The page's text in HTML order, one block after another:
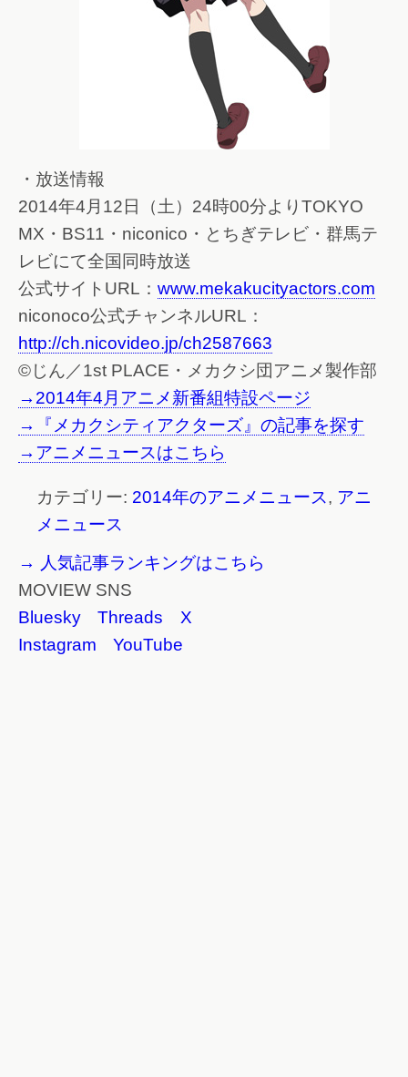
・放送情報
2014年4月12日（土）24時00分よりTOKYO
MX・BS11・niconico・とちぎテレビ・群馬テ
レビにて全国同時放送
公式サイトURL： www.mekakucityactors.com
niconoco公式チャンネルURL：
http://ch.nicovideo.jp/ch2587663
©じん／1st PLACE・メカクシ団アニメ製作部
→2014年4月アニメ新番組特設ページ
→『メカクシティアクターズ』の記事を探す
→アニメニュースはこちら
カテゴリー: 2014年のアニメニュース, アニ
メニュース
→ 人気記事ランキングはこちら
MOVIEW SNS
Bluesky
Threads
X
Instagram
YouTube